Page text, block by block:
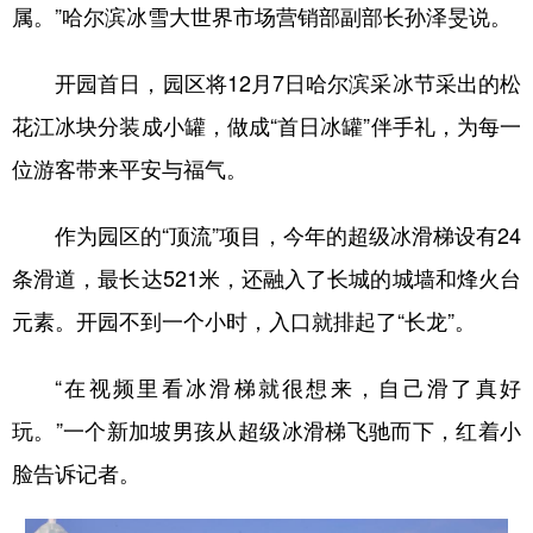
属。”哈尔滨冰雪大世界市场营销部副部长孙泽旻说。
开园首日，园区将12月7日哈尔滨采冰节采出的松
花江冰块分装成小罐，做成“首日冰罐”伴手礼，为每一
位游客带来平安与福气。
作为园区的“顶流”项目，今年的超级冰滑梯设有24
条滑道，最长达521米，还融入了长城的城墙和烽火台
元素。开园不到一个小时，入口就排起了“长龙”。
“在视频里看冰滑梯就很想来，自己滑了真好
玩。”一个新加坡男孩从超级冰滑梯飞驰而下，红着小
脸告诉记者。